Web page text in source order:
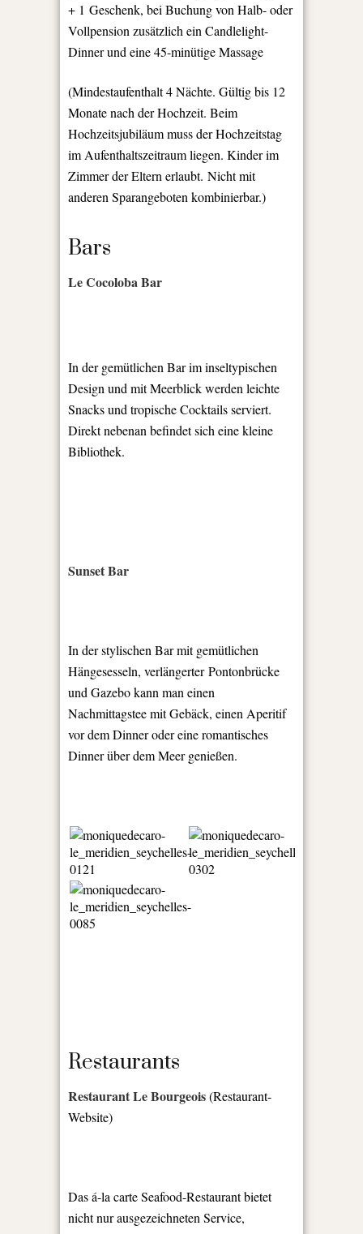
+ 1 Geschenk, bei Buchung von Halb- oder
Vollpension zusätzlich ein Candlelight-
Dinner und eine 45-minütige Massage
(Mindestaufenthalt 4 Nächte. Gültig bis 12
Monate nach der Hochzeit. Beim
Hochzeitsjubiläum muss der Hochzeitstag
im Aufenthaltszeitraum liegen. Kinder im
Zimmer der Eltern erlaubt. Nicht mit
anderen Sparangeboten kombinierbar.)
Bars
Le Cocoloba Bar
In der gemütlichen Bar im inseltypischen
Design und mit Meerblick werden leichte
Snacks und tropische Cocktails serviert.
Direkt nebenan befindet sich eine kleine
Bibliothek.
Sunset Bar
In der stylischen Bar mit gemütlichen
Hängesesseln, verlängerter Pontonbrücke
und Gazebo kann man einen
Nachmittagstee mit Gebäck, einen Aperitif
vor dem Dinner oder eine romantisches
Dinner über dem Meer genießen.
Restaurants
Restaurant Le Bourgeois(Restaurant-
Website)
Das á-la carte Seafood-Restaurant bietet
nicht nur ausgezeichneten Service,